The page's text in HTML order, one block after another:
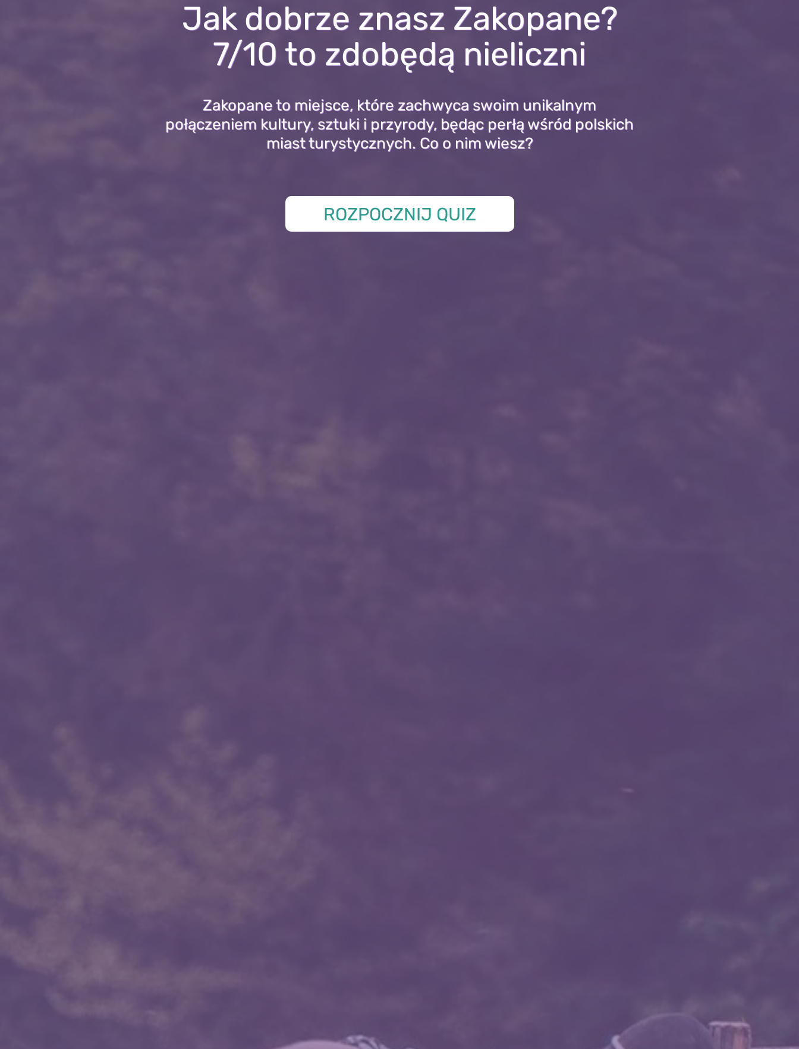
Jak dobrze znasz Zakopane?
7/10 to zdobędą nieliczni
Zakopane to miejsce, które zachwyca swoim unikalnym
połączeniem kultury, sztuki i przyrody, będąc perłą wśród polskich
miast turystycznych. Co o nim wiesz?
ROZPOCZNIJ QUIZ